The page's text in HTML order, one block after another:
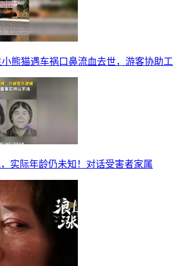
熊猫遇车祸口鼻流血去世，游客协助
实际年龄仍未知！对话受害者家属